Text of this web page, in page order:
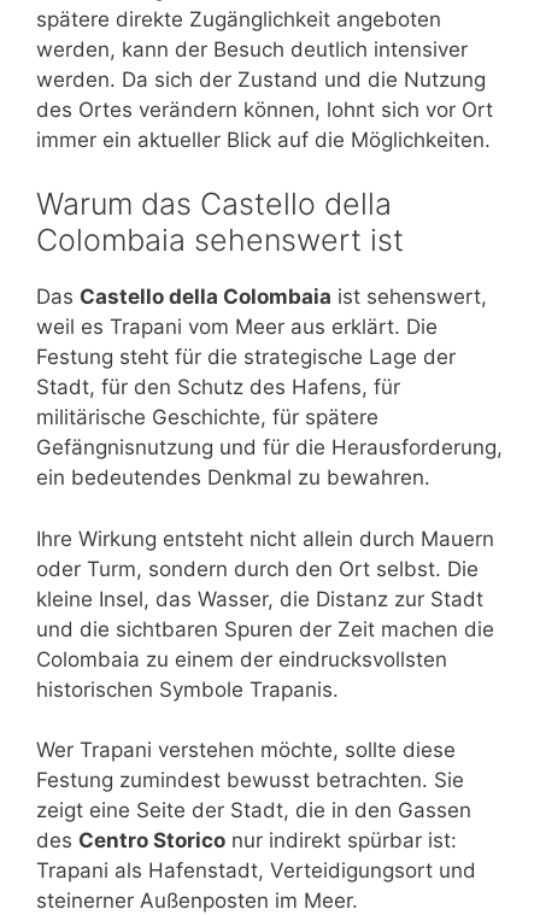
spätere direkte Zugänglichkeit angeboten
werden, kann der Besuch deutlich intensiver
werden. Da sich der Zustand und die Nutzung
des Ortes verändern können, lohnt sich vor Ort
immer ein aktueller Blick auf die Möglichkeiten.
Warum das Castello della
Colombaia sehenswert ist
Das Castello della Colombaia ist sehenswert,
weil es Trapani vom Meer aus erklärt. Die
Festung steht für die strategische Lage der
Stadt, für den Schutz des Hafens, für
militärische Geschichte, für spätere
Gefängnisnutzung und für die Herausforderung,
ein bedeutendes Denkmal zu bewahren.
Ihre Wirkung entsteht nicht allein durch Mauern
oder Turm, sondern durch den Ort selbst. Die
kleine Insel, das Wasser, die Distanz zur Stadt
und die sichtbaren Spuren der Zeit machen die
Colombaia zu einem der eindrucksvollsten
historischen Symbole Trapanis.
Wer Trapani verstehen möchte, sollte diese
Festung zumindest bewusst betrachten. Sie
zeigt eine Seite der Stadt, die in den Gassen
des Centro Storico nur indirekt spürbar ist:
Trapani als Hafenstadt, Verteidigungsort und
steinerner Außenposten im Meer.